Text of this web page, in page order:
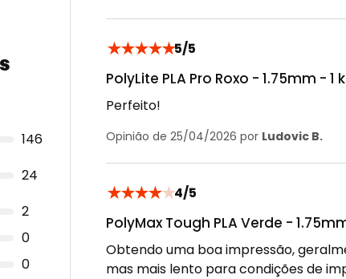
146
24
2
0
0
★★★★★5/5
PolyLite PLA Pro Roxo - 1.75mm - 1
Perfeito!
Opinião de 25/04/2026 por Ludovic B.
★★★★★4/5
PolyMax Tough PLA Verde -
Obtendo uma boa impressão,
mas mais lento para condições de